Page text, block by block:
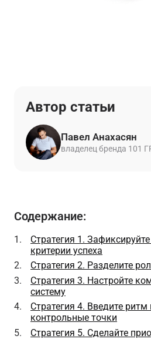
Автор статьи
Павел Анахасян
владелец бренда 101
Содержание:
Стратегия 1.
критерии успеха
Стратегия 2. Разделите
Стратегия 3. Настройте
систему
Стратегия 4. Введите ритм
контрольные точки
Стратегия 5. Сделайте